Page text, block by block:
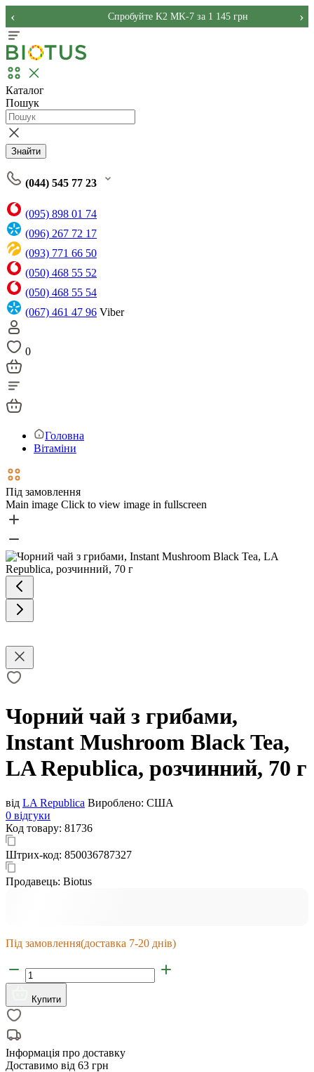
Спробуйте K2 MK-7 за 1 145 грн
‹ ›
Каталог
Пошук
Знайти
(044) 545 77 23
(095) 898 01 74
(096) 267 72 17
(093) 771 66 50
(050) 468 55 52
(050) 468 55 54
(067) 461 47 96 Viber
0
Головна
Вітаміни
Під замовлення
Main image Click to view image in fullscreen
Чорний чай з грибами,
Instant Mushroom Black Tea,
LA Republica, розчинний, 70 г
від LA Republica Вироблено: США
0 відгуки
Код товару: 81736
Штрих-код: 850036787327
Продавець: Biotus
Під замовлення(доставка 7-20 днів)
Купити
Інформація про доставку
Доставимо від 63 грн